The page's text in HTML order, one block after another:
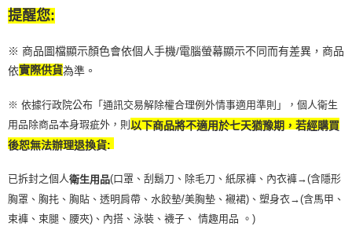
https://aftee.tw/terms/#terms3
３．未成年的使用者請事先徵得法定代理人或監護人之同意方可使用
任。
４．使用「AFTEE先享後付」時，將依據個別帳號之用戶狀況，依本公司即
５．嚴禁一人註冊多個帳號或使用他人資訊註冊。若發現惡意使用之情形，
恩沛科技股份有限公司將有權停止該用戶之使用額度並採取法律行動。
每筆NT$65，滿NT$490(含以上)免運費
每筆NT$100，滿NT$790(含以上)免運費
每筆NT$80，滿NT$290(含以上)免運費
提醒您:
※ 商品圖檔顯示顏色會依個人手機/電腦螢幕顯示不同而有差異，商品
依實際供貨為準。
※ 依據行政院公布「通訊交易解除權合理例外情事適用準則」，個人衛生
用品除商品本身瑕疵外，則以下商品將不適用於七天猶豫期，若經購買
後恕無法辦理退換貨:
已拆封之個人衛生用品(口罩、刮鬍刀、除毛刀、紙尿褲、內衣褲→(含隱形
胸罩、胸扥、胸貼、透明肩帶、水餃墊/美胸墊、襯裙)、塑身衣→(含馬甲、
束褲、束腿、腰夾) 、內搭、泳裝、襪子、 情趣用品 。)